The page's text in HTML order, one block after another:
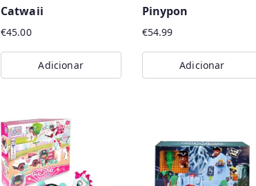
Catwaii
€45.00
Adicionar
Pinypon
€54.99
Adicionar